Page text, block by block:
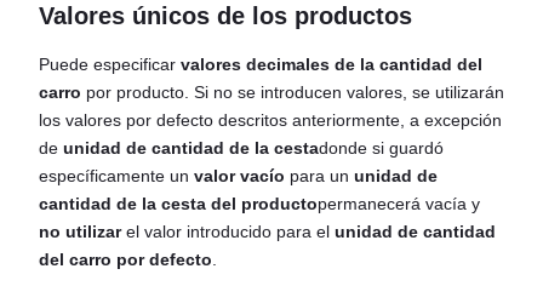
Valores únicos de los productos
Puede especificar valores decimales de la cantidad del
carro por producto. Si no se introducen valores, se utilizarán
los valores por defecto descritos anteriormente, a excepción
de unidad de cantidad de la cestadonde si guardó
específicamente un valor vacío para un unidad de
cantidad de la cesta del productopermanecerá vacía y
no utilizarel valor introducido para el unidad de cantidad
del carro por defecto